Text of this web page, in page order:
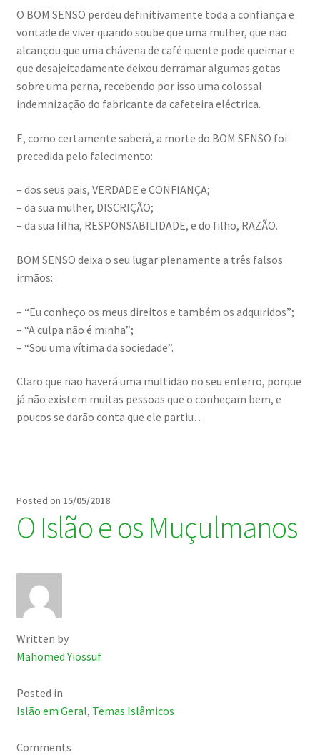
O BOM SENSO perdeu definitivamente toda a confiança e
vontade de viver quando soube que uma mulher, que não
alcançou que uma chávena de café quente pode queimar e
que desajeitadamente deixou derramar algumas gotas
sobre uma perna, recebendo por isso uma colossal
indemnização do fabricante da cafeteira eléctrica.
E, como certamente saberá, a morte do BOM SENSO foi
precedida pelo falecimento:
– dos seus pais, VERDADE e CONFIANÇA;
– da sua mulher, DISCRIÇÃO;
– da sua filha, RESPONSABILIDADE, e do filho, RAZÃO.
BOM SENSO deixa o seu lugar plenamente a três falsos
irmãos:
– “Eu conheço os meus direitos e também os adquiridos”;
– “A culpa não é minha”;
– “Sou uma vítima da sociedade”.
Claro que não haverá uma multidão no seu enterro, porque
já não existem muitas pessoas que o conheçam bem, e
poucos se darão conta que ele partiu…
Posted on 15/05/2018
O Islão e os Muçulmanos
Written by
Mahomed Yiossuf
Posted in
Islão em Geral, Temas Islâmicos
Comments